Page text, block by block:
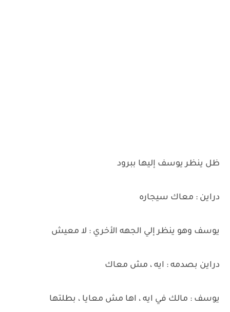
ظل ينظر يوسف إليها ببرود
دراين : معاك سيجاره
يوسف وهو ينظر إلي الجهه الأخري : لا معيش
دراين بصدمه : ايه ، مش معاك
يوسف : مالك في ايه ، اها مش معايا ، بطلتها